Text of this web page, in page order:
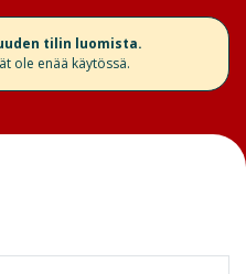
tilin luomista.
ole enää käytössä.